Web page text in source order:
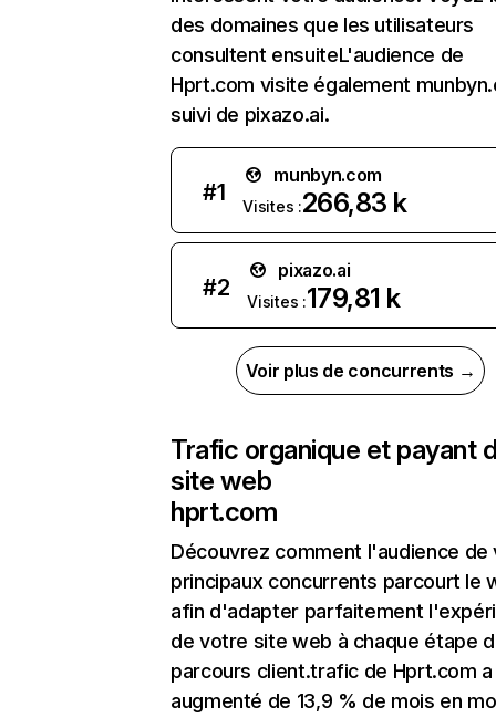
des domaines que les utilisateurs
consultent ensuiteL'audience de
Hprt.com visite également
suivi de pixazo.ai.
#1
munbyn.com
Visites :266,83 k
#2
pixazo.ai
Visites :179,81 k
Voir plus de concurrents →
Trafic organique et payant
site web
hprt.com
Découvrez comment l'audience de
principaux concurrents parcourt le
afin d'adapter parfaitement
de votre site web à chaque étape
parcours client.trafic de Hprt.com a
augmenté de 13,9 % de mois en